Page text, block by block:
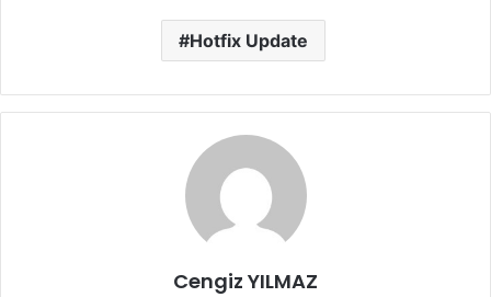
Hotfix Update
Cengiz YILMAZ